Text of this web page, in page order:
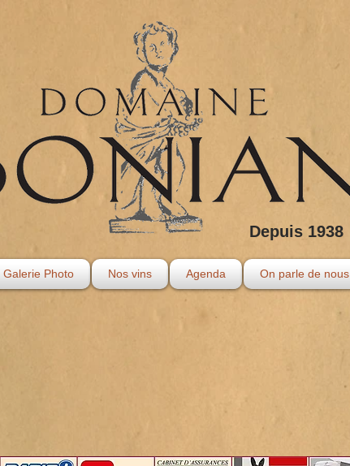
Depuis 1938
Galerie Photo Nos vins Agenda On parle de nous